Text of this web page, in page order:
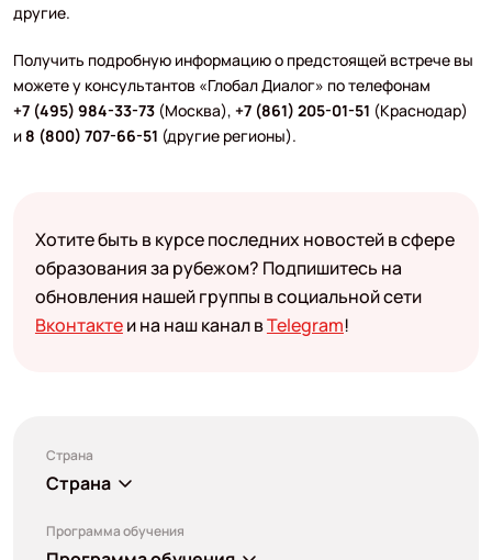
другие.
Получить подробную информацию о предстоящей встрече вы
можете у консультантов «Глобал Диалог» по телефонам
+7 (495) 984-33-73(Москва), +7 (861) 205-01-51 (Краснодар)
и8 (800) 707-66-51 (другие регионы).
Хотите быть в курсе последних новостей в сфере
образования за рубежом? Подпишитесь на
обновления нашей группы в социальной сети
Вконтактеи на наш канал вTelegram!
Страна
Страна
Программа обучения